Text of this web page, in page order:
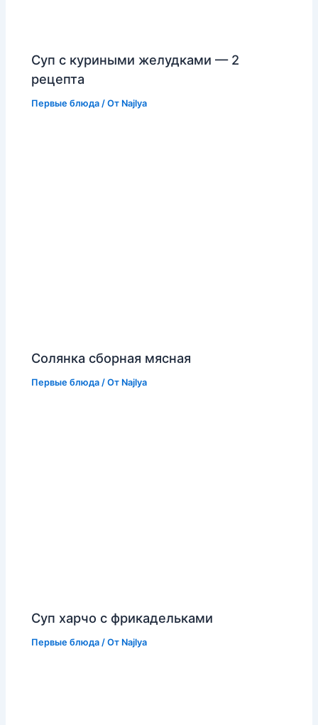
Суп с куриными желудками — 2
рецепта
Первые блюда / От Najlya
Солянка сборная мясная
Первые блюда / От Najlya
Суп харчо с фрикадельками
Первые блюда / От Najlya